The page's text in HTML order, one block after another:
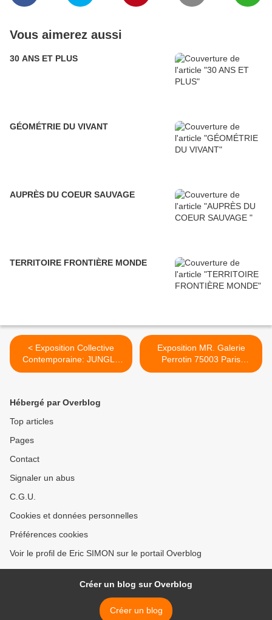
Vous aimerez aussi
30 ANS ET PLUS
GÉOMÉTRIE DU VIVANT
AUPRÈS DU COEUR SAUVAGE
TERRITOIRE FRONTIÈRE MONDE
< Exposition Collective
Contemporaine: JUNGLE
FEVER
Exposition MR. Galerie
Perrotin 75003 Paris
#actuart #expoaparis
Hébergé par Overblog
Top articles
Pages
Contact
Signaler un abus
C.G.U.
Cookies et données personnelles
Préférences cookies
Voir le profil de Eric SIMON sur le portail Overblog
Créer un blog sur Overblog
Créer un blog